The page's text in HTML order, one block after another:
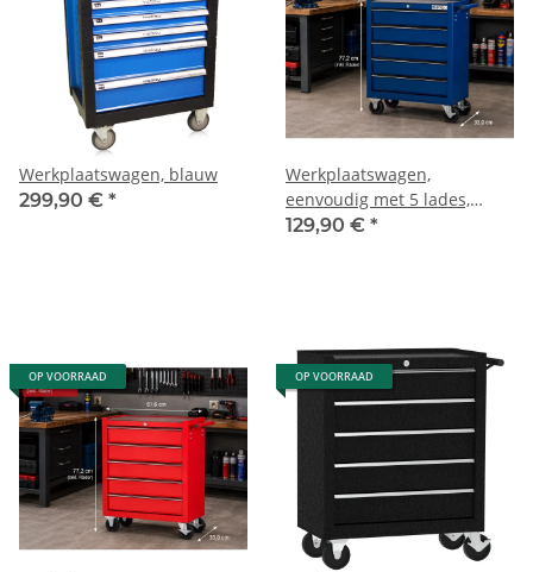
Werkplaatswagen, blauw
299,90 € *
Werkplaatswagen,
eenvoudig met 5 lades,
blauw
129,90 € *
OP VOORRAAD OP VOORRAAD